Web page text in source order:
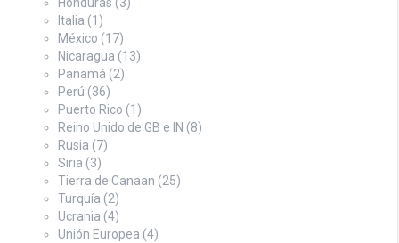
Italia (1)
México (17)
Nicaragua (13)
Panamá (2)
Perú (36)
Puerto Rico (1)
Reino Unido de GB e IN (8)
Rusia (7)
Siria (3)
Tierra de Canaan (25)
Turquía (2)
Ucrania (4)
Unión Europea (4)